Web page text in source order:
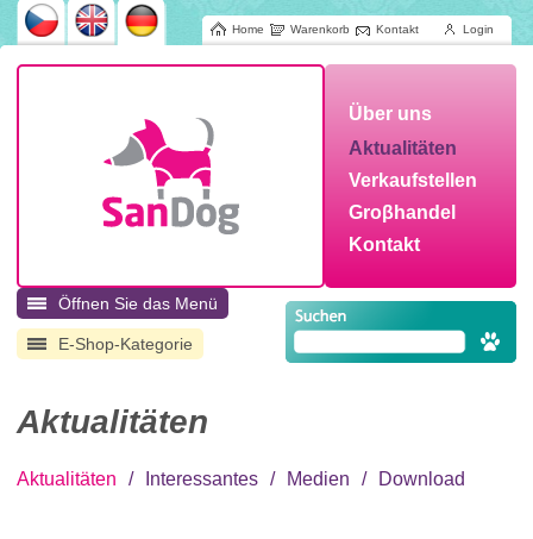
Home Warenkorb Kontakt Login
Über uns
Aktualitäten
Verkaufstellen
Groβhandel
Kontakt
Öffnen Sie das Menü
E-Shop-Kategorie
Aktualitäten
Aktualitäten / Interessantes / Medien / Download